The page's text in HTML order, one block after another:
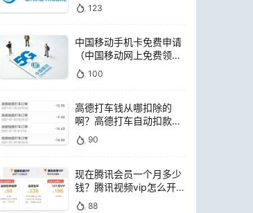
123
中国移动手机卡免费申请
（中国移动网上免费领电
话卡）
100
高德打车钱从哪扣除的
啊？高德打车自动扣款是
扣哪里的钱
90
现在腾讯会员一个月多少
钱？腾讯视频vip怎么开通
便宜88